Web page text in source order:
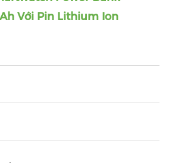
Với Pin Lithium Ion